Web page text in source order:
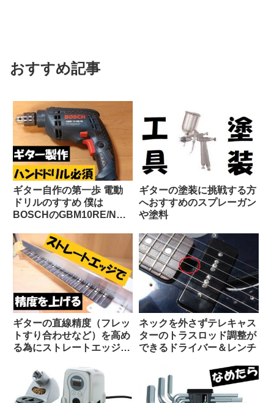
おすすめ記事
ギター自作の第一歩 電動
ドリルのすすめ 僕は
BOSCHのGBM10RE/N推
ギターの塗装に挑戦する方
へおすすめのスプレーガン
や塗料
ギターの直線精度（フレッ
トすり合わせなど）を高め
る為にストレートエッジを
ネックを外さずテレキャス
ターのトラスロッド調整が
できるドライバー＆レンチ